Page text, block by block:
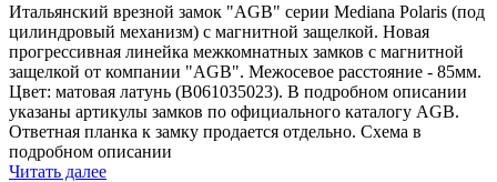
Итальянский врезной замок "AGB" серии Mediana Polaris (под
цилиндровый механизм) с магнитной защелкой. Новая
прогрессивная линейка межкомнатных замков с магнитной
защелкой от компании "AGB". Межосевое расстояние - 85мм.
Цвет: матовая латунь (B061035023). В подробном описании
указаны артикулы замков по официального каталогу AGB.
Ответная планка к замку продается отдельно. Схема в
подробном описании
Читать далее